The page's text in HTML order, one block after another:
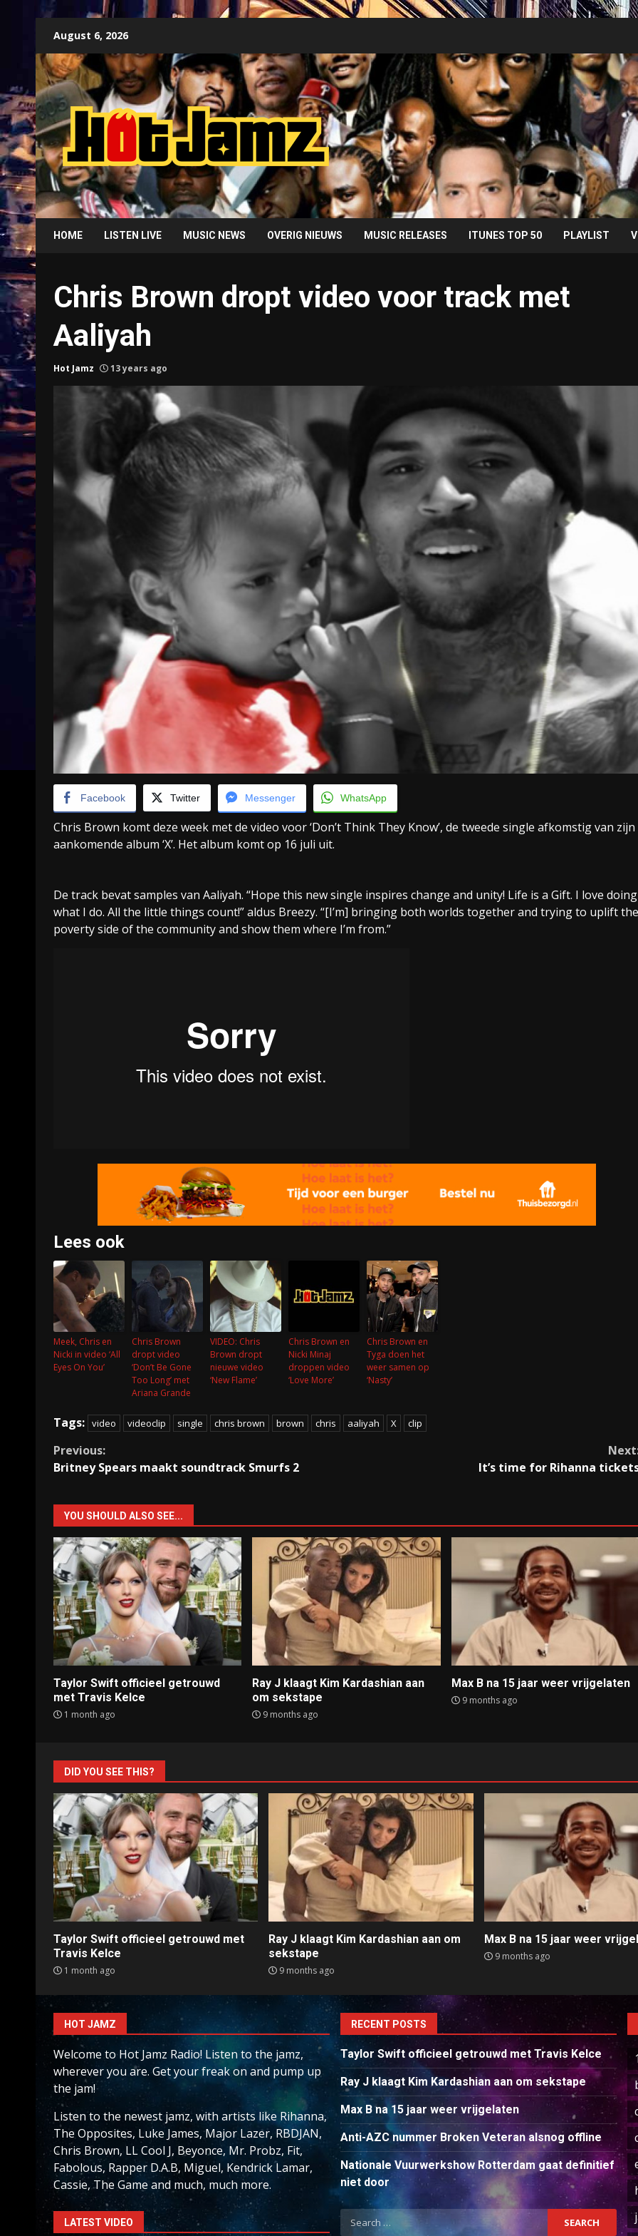
content
August 6, 2026
HOME LISTEN LIVE MUSIC NEWS OVERIG NIEUWS MUSIC RELEASES ITUNES TOP 50 PLAYLIST
Chris Brown dropt video voor track met
Aaliyah
Hot Jamz 13 years ago
Facebook Twitter Messenger WhatsApp
Chris Brown komt deze week met de video voor ‘Don’t Think They Know’, de tweede single afkomstig van zijn
aankomende album ‘X’. Het album komt op 16 juli uit.
De track bevat samples van Aaliyah. “Hope this new single inspires change and unity! Life is a Gift. I love doing
what I do. All the little things count!” aldus Breezy. “[I’m] bringing both worlds together and trying to uplift the
poverty side of the community and show them where I’m from.”
Lees ook
Meek, Chris en
Nicki in video ‘All
Eyes On You’
Chris Brown
dropt video
‘Don’t Be Gone
Too Long’ met
Ariana Grande
VIDEO: Chris
Brown dropt
nieuwe video
‘New Flame’
Chris Brown en
Nicki Minaj
droppen video
‘Love More’
Chris Brown en
Tyga doen het
weer samen op
‘Nasty’
Tags: video videoclip single chris brown brown chris aaliyah X clip
Continue
Reading
Previous:
Britney Spears maakt soundtrack Smurfs 2
It’s time for Rihanna
YOU SHOULD ALSO SEE...
Taylor Swift officieel getrouwd
met Travis Kelce
1 month ago
Ray J klaagt Kim Kardashian aan
om sekstape
9 months ago
Max B na 15 jaar weer vrijgelaten
9 months ago
Treinkaartjes worden duurder,
abonnementen verdwijnen
9 months ago
Taylor Swift officieel getrouwd met Travis
Kelce
1 month ago
DID YOU SEE THIS?
Taylor Swift officieel getrouwd met
Travis Kelce
1 month ago
Ray J klaagt Kim Kardashian aan om
sekstape
9 months ago
Max B na 15 jaar weer
9 months ago
HOT JAMZ
Welcome to Hot Jamz Radio! Listen to the jamz,
wherever you are. Get your freak on and pump up
the jam!
Listen to the newest jamz, with artists like Rihanna,
The Opposites, Luke James, Major Lazer, RBDJAN,
Chris Brown, LL Cool J, Beyonce, Mr. Probz, Fit,
Fabolous, Rapper D.A.B, Miguel, Kendrick Lamar,
Cassie, The Game and much, much more.
LATEST VIDEO
RECENT POSTS
Taylor Swift officieel getrouwd met Travis Kelce
Ray J klaagt Kim Kardashian aan om sekstape
Max B na 15 jaar weer vrijgelaten
Anti-AZC nummer Broken Veteran alsnog offline
Nationale Vuurwerkshow Rotterdam gaat definitief
niet door
Search